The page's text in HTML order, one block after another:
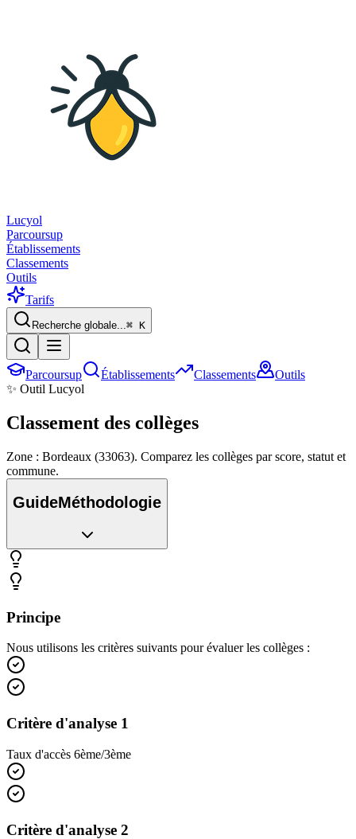
Lucyol
Parcoursup
Établissements
Classements
Outils
Tarifs
Recherche globale...⌘ K
Parcoursup Établissements Classements
Outils
✨ Outil Lucyol
Classement des collèges
Zone : Bordeaux (33063). Comparez les collèges par score, statut et
commune.
GuideMéthodologie
Principe
Nous utilisons les critères suivants pour évaluer les collèges :
Critère d'analyse 1
Taux d'accès 6ème/3ème
Critère d'analyse 2